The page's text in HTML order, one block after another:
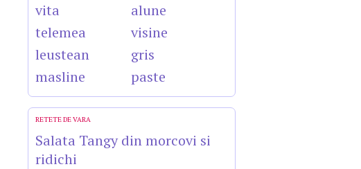
vita
telemea
leustean
masline
alune
visine
gris
paste
RETETE DE VARA
Salata Tangy din morcovi si
ridichi